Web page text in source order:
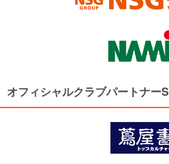
オフィシャルクラブパートナーS